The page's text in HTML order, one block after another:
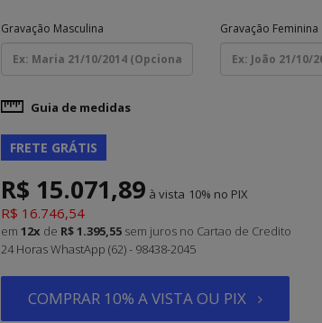
Gravação Masculina Gravação Feminina
Guia de medidas
FRETE GRÁTIS
R$ 15.071,89 à vista 10%
R$ 16.746,54
em 12x de R$ 1.395,55 sem juros no Cartao de Credito
24 Horas WhastApp (62) - 98438-2045
COMPRAR 10% A VISTA OU PIX